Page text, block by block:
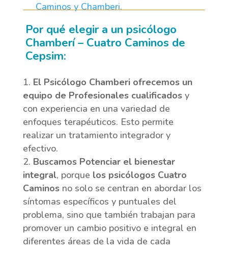
Caminos y Chamberi.
Por qué elegir a un psicólogo
Chamberí – Cuatro Caminos de
Cepsim:
El Psicólogo Chamberi ofrecemos un
equipo de Profesionales cualificadosy
con experiencia en una variedad de
enfoques terapéuticos. Esto permite
realizar un tratamiento integrador y
efectivo.
Buscamos Potenciar el bienestar
integral, porque los psicólogos Cuatro
Caminosno solo se centran en abordar los
síntomas específicos y puntuales del
problema, sino que también trabajan para
promover un cambio positivo e integral en
diferentes áreas de la vida de cada